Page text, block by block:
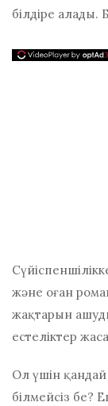
білдіре алады.
және оған
жақтарын
естеліктер
Ол үшін қандай
білмейсіз бе?